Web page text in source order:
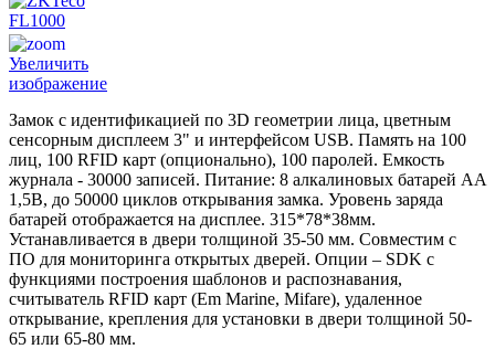
Увеличить
изображение
Замок с идентификацией по 3D геометрии лица, цветным
сенсорным дисплеем 3" и интерфейсом USB. Память на 100
лиц, 100 RFID карт (опционально), 100 паролей. Емкость
журнала - 30000 записей. Питание: 8 алкалиновых батарей AA
1,5В, до 50000 циклов открывания замка. Уровень заряда
батарей отображается на дисплее. 315*78*38мм.
Устанавливается в двери толщиной 35-50 мм. Совместим с
ПО для мониторинга открытых дверей. Опции – SDK с
функциями построения шаблонов и распознавания,
считыватель RFID карт (Em Marine, Mifare), удаленное
открывание, крепления для установки в двери толщиной 50-
65 или 65-80 мм.